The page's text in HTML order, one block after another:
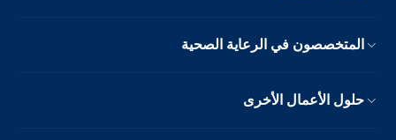
المتخصصون في الرعاية الصحية
حلول الأعمال الأخرى